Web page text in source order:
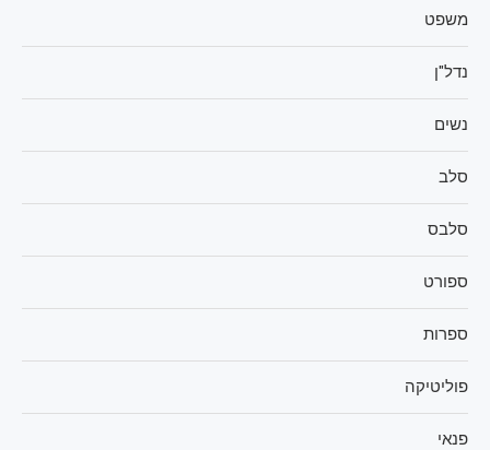
משפט
נדל"ן
נשים
סלב
סלבס
ספורט
ספרות
פוליטיקה
פנאי